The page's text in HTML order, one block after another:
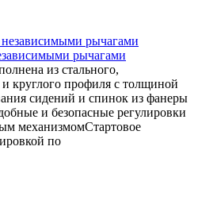
рычагами
из стального,
круглого профиля с толщиной
сидений и спинок из фанеры
и безопасные регулировки
механизмомСтартовое
по